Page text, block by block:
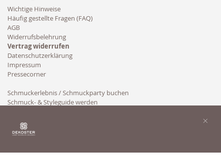
Wichtige Hinweise
Häufig gestellte Fragen (FAQ)
AGB
Widerrufsbelehrung
Vertrag widerrufen
Datenschutzerklärung
Impressum
Pressecorner
Schmuckerlebnis / Schmuckparty buchen
Schmuck- & Styleguide werden
×